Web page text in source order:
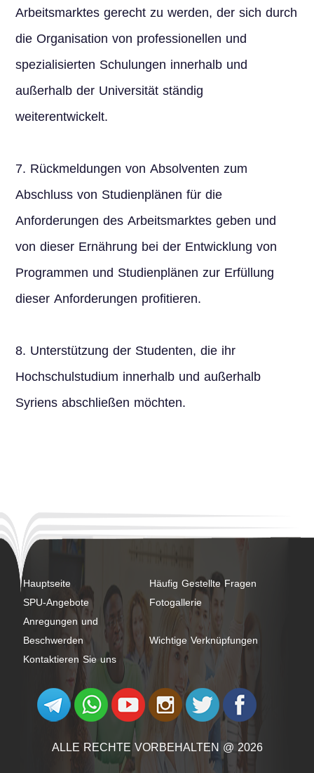
Arbeitsmarktes gerecht zu werden, der sich durch
die Organisation von professionellen und
spezialisierten Schulungen innerhalb und
außerhalb der Universität ständig
weiterentwickelt.
7. Rückmeldungen von Absolventen zum
Abschluss von Studienplänen für die
Anforderungen des Arbeitsmarktes geben und
von dieser Ernährung bei der Entwicklung von
Programmen und Studienplänen zur Erfüllung
dieser Anforderungen profitieren.
8. Unterstützung der Studenten, die ihr
Hochschulstudium innerhalb und außerhalb
Syriens abschließen möchten.
Hauptseite
Häufig Gestellte Fragen
SPU-Angebote
Fotogallerie
Anregungen und
Beschwerden
Wichtige Verknüpfungen
Kontaktieren Sie uns
ALLE RECHTE VORBEHALTEN @ 2026